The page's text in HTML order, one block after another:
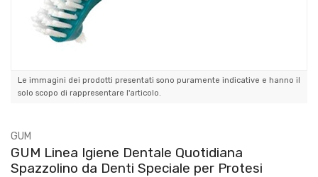
Le immagini dei prodotti presentati sono puramente indicative e hanno il
solo scopo di rappresentare l'articolo.
GUM
GUM Linea Igiene Dentale Quotidiana
Spazzolino da Denti Speciale per Protesi